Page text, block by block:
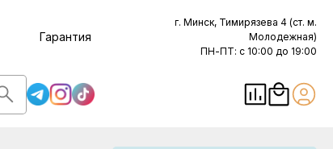
Гарантия
г. Минск, Тимирязева 4 (ст. м.
Молодежная)
ПН-ПТ: с 10:00 до 19:00